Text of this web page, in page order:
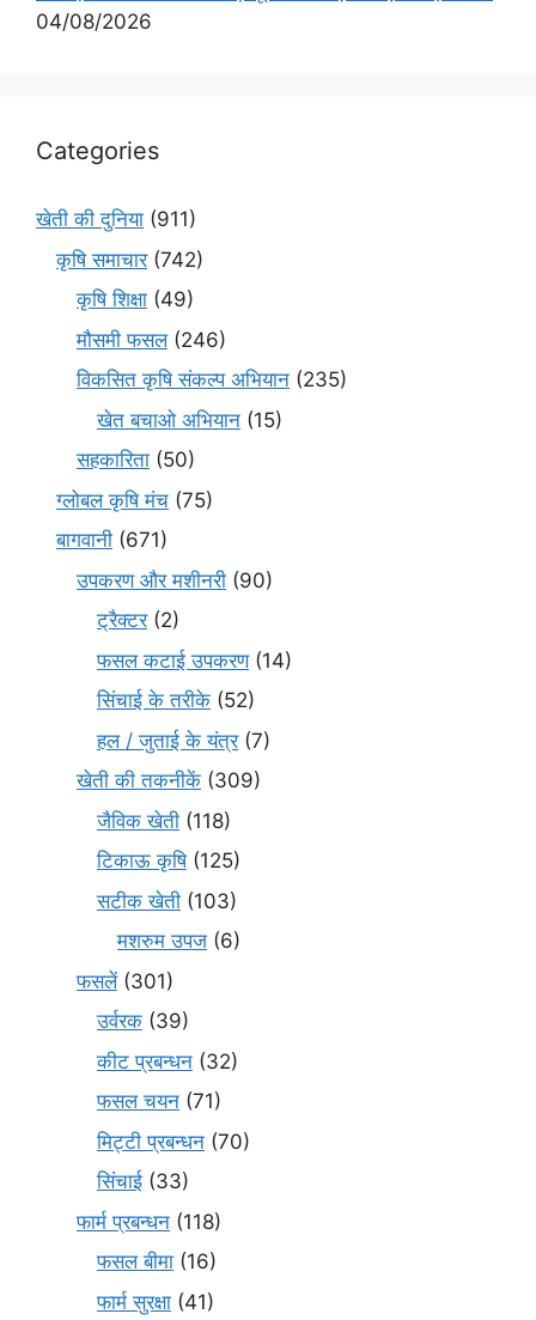
04/08/2026
Categories
खेती की दुनिया (911)
कृषि समाचार(742)
कृषि शिक्षा (49)
मौसमी फसल(246)
विकसित कृषि संकल्प अभियान (235)
खेत बचाओ अभियान (15)
सहकारिता (50)
ग्लोबल कृषि मंच (75)
बागवानी (671)
उपकरण और मशीनरी (90)
ट्रैक्टर(2)
फसल कटाई उपकरण(14)
सिंचाई के तरीके (52)
हल / जुताई के यंत्र(7)
खेती की तकनीकें (309)
जैविक खेती (118)
टिकाऊ कृषि(125)
सटीक खेती (103)
मशरुम उपज (6)
फसलें(301)
उर्वरक (39)
कीट प्रबन्धन (32)
फसल चयन (71)
मि‌ट्टी प्रबन्धन (70)
सिंचाई (33)
फार्म प्रबन्धन (118)
फसल बीमा (16)
फार्म सुरक्षा (41)